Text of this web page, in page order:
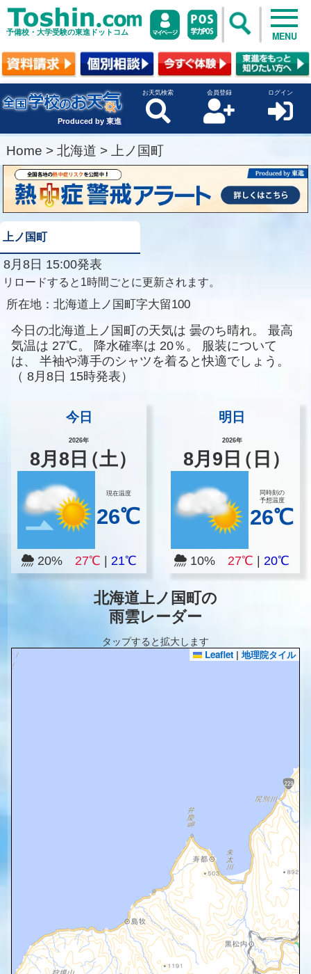
予備校・大学受験の東進ドットコム MENU
Produced by 東進
お天気検索 会員登録 ログイン
Home > 北海道 > 上ノ国町
上ノ国町
8月8日 15:00発表
リロードすると1時間ごとに更新されます。
所在地： 北海道上ノ国町字大留100
今日の北海道上ノ国町の天気は 曇のち晴れ。
最高
気温は 27℃。 降水確率は 20％。
服装について
は、
半袖や薄手のシャツを着ると快適でしょう。
（ 8月8日 15時発表）
今日
2026年
8月8 日（土）
現在温度
26℃
20% 27℃ 21℃
明日
2026年
8月 9 日（日）
同時刻の
予想温度
26℃
10% 27℃ |20℃
北海道上ノ国町の
雨雲レーダー
タップすると拡大します
Leaflet | 地理院タイル